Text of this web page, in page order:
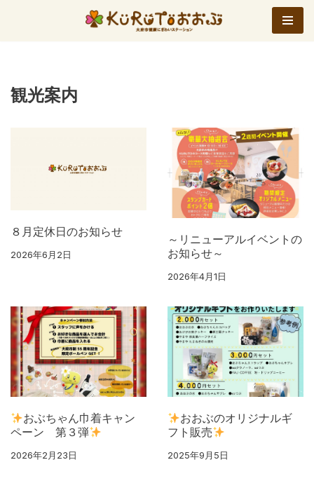
ン
観光案内
８月定休日のお知らせ
2026年6月2日
～リニューアルイベントの
お知らせ～
2026年4月1日
おぶちゃん巾着キャン
ペーン 第３弾
2026年2月23日
おおぶのオリジナルギ
フト販売
2025年9月5日